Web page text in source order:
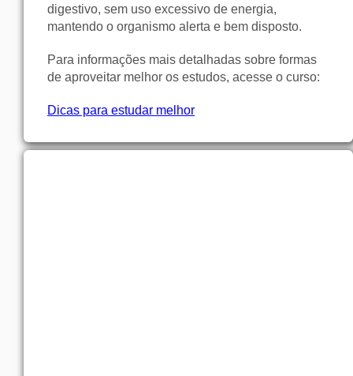
digestivo, sem uso excessivo de energia,
mantendo o organismo alerta e bem disposto.
Para informações mais detalhadas sobre formas
de aproveitar melhor os estudos, acesse o curso:
Dicas para estudar melhor